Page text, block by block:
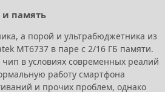
и память
а порой и ультрабюджетника из
MT6737 в паре с 2/16 ГБ памяти.
в условиях современных реалий
работу смартфона
и прочих проблем, однако